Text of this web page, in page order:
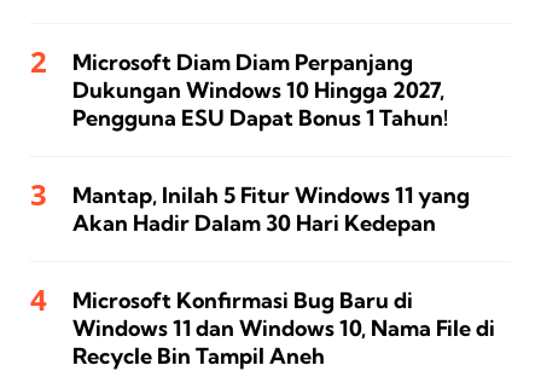
Microsoft Diam Diam Perpanjang
Dukungan Windows 10 Hingga 2027,
Pengguna ESU Dapat Bonus 1 Tahun!
Mantap, Inilah 5 Fitur Windows 11 yang
Akan Hadir Dalam 30 Hari Kedepan
Microsoft Konfirmasi Bug Baru di
Windows 11 dan Windows 10, Nama File di
Recycle Bin Tampil Aneh